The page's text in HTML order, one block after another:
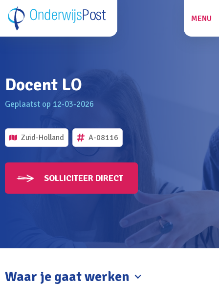
ZOEKEN
27
MENU
Docent LO
Geplaatst op 12-03-2026
Zuid-Holland A-08116
SOLLICITEER DIRECT
Waar je gaat werken